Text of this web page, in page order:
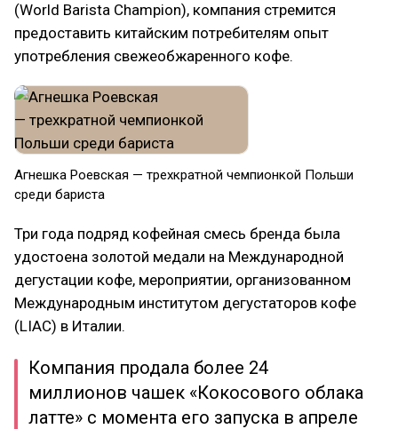
(World Barista Champion), компания стремится
предоставить китайским потребителям опыт
употребления свежеобжаренного кофе.
Агнешка Роевская — трехкратной чемпионкой Польши
среди бариста
Три года подряд кофейная смесь бренда была
удостоена золотой медали на Международной
дегустации кофе, мероприятии, организованном
Международным институтом дегустаторов кофе
(LIAC) в Италии.
Компания продала более 24
миллионов чашек «Кокосового облака
латте» с момента его запуска в апреле